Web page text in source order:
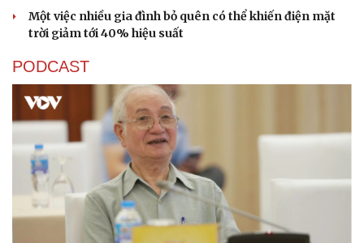
Phòng mạch online
Ăn sạch sống khỏe
Một việc nhiều gia đình bỏ quên có thể khiến điện mặt
trời giảm tới 40% hiệu suất
PODCAST